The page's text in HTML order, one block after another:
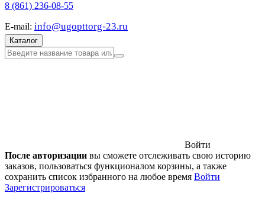
8 (861) 236-08-55
E-mail: info@ugopttorg-23.ru
Каталог
Войти
После авторизации вы сможете отслеживать свою историю
заказов, пользоваться функционалом корзины, а также
сохранить список избранного на любое время Войти
Зарегистрироваться